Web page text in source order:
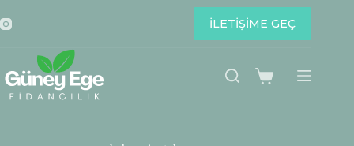
to
content
İLETİŞİME GEÇ
Shopping